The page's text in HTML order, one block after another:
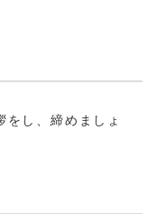
し、締めましょ